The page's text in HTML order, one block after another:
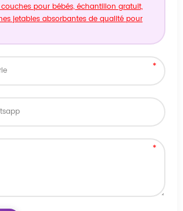
pour bébés, échantillon gratuit,
jetables absorbantes de qualité pour